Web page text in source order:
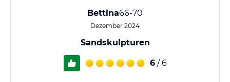
Bettina66-70
Dezember 2024
Sandskulpturen
6 / 6